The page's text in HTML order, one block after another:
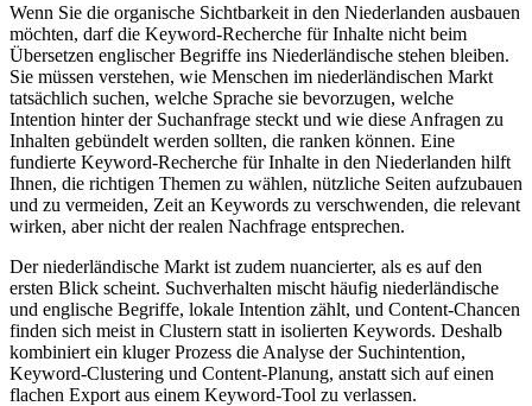
Wenn Sie die organische Sichtbarkeit in den Niederlanden ausbauen
möchten, darf die Keyword-Recherche für Inhalte nicht beim
Übersetzen englischer Begriffe ins Niederländische stehen bleiben.
Sie müssen verstehen, wie Menschen im niederländischen Markt
tatsächlich suchen, welche Sprache sie bevorzugen, welche
Intention hinter der Suchanfrage steckt und wie diese Anfragen zu
Inhalten gebündelt werden sollten, die ranken können. Eine
fundierte Keyword-Recherche für Inhalte in den Niederlanden hilft
Ihnen, die richtigen Themen zu wählen, nützliche Seiten aufzubauen
und zu vermeiden, Zeit an Keywords zu verschwenden, die relevant
wirken, aber nicht der realen Nachfrage entsprechen.
Der niederländische Markt ist zudem nuancierter, als es auf den
ersten Blick scheint. Suchverhalten mischt häufig niederländische
und englische Begriffe, lokale Intention zählt, und Content-Chancen
finden sich meist in Clustern statt in isolierten Keywords. Deshalb
kombiniert ein kluger Prozess die Analyse der Suchintention,
Keyword-Clustering und Content-Planung, anstatt sich auf einen
flachen Export aus einem Keyword-Tool zu verlassen.